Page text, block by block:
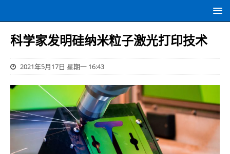
科学家发明硅纳米粒子激光打印技术
2021年5月17日 星期一 16:43